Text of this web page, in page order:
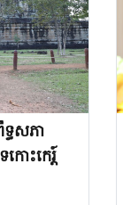
ធសភា
ោះកេរ្ត៍